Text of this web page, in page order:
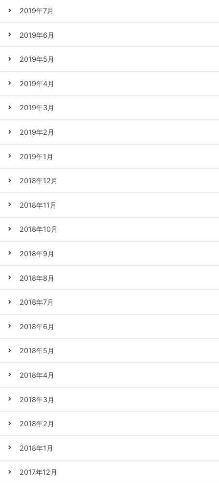
2019年7月
2019年6月
2019年5月
2019年4月
2019年3月
2019年2月
2019年1月
2018年12月
2018年11月
2018年10月
2018年9月
2018年8月
2018年7月
2018年6月
2018年5月
2018年4月
2018年3月
2018年2月
2018年1月
2017年12月